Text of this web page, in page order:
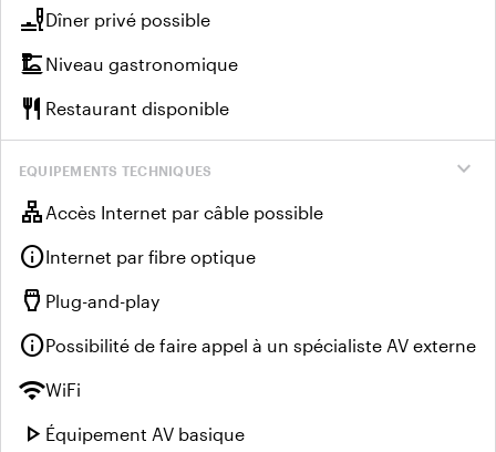
brunch_diningDîner privé possible
dinner_diningNiveau gastronomique
restaurant Restaurant disponible
expand_more
EQUIPEMENTS TECHNIQUES
lan Accès Internet par câble possible
infoInternet par fibre optique
settings_input_hdmi Plug-and-play
infoPossibilité de faire appel à un spécialiste AV externe
wifiWiFi
play_arrow Équipement AV basique